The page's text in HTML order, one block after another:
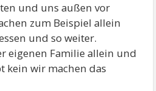
und uns außen vor
zum Beispiel allein
und so weiter.
eigenen Familie allein und
kein wir machen das